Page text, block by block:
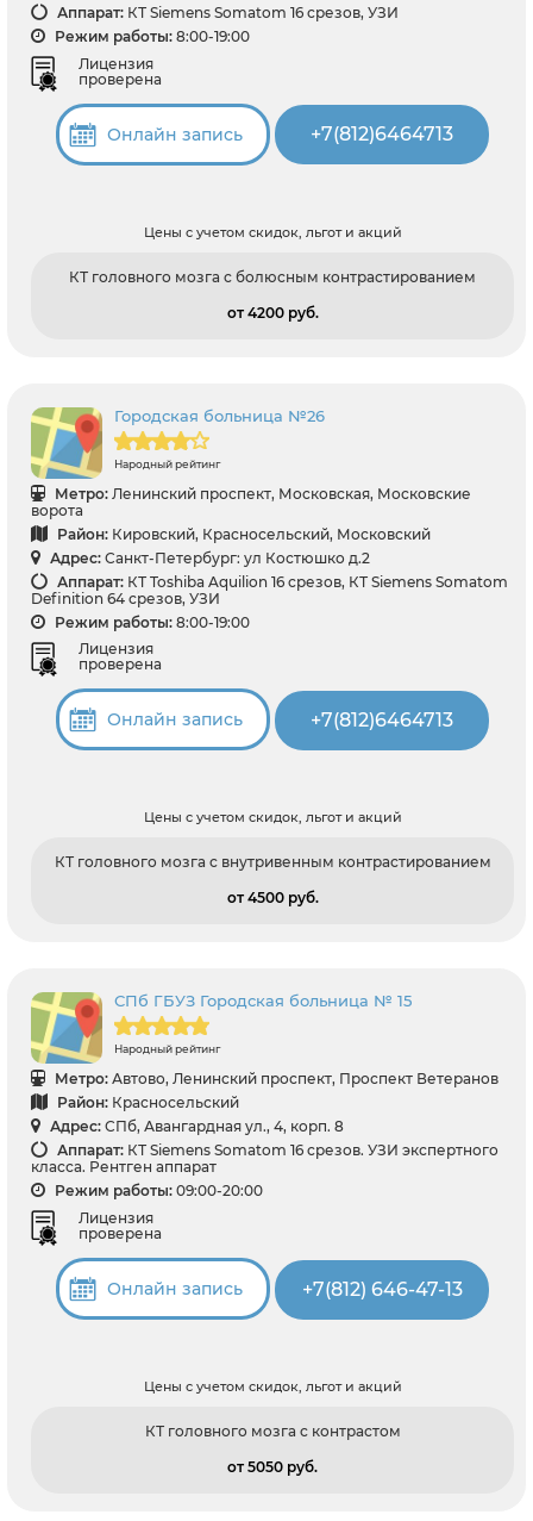
Аппарат: КТ Siemens Somatom 16 срезов, УЗИ
Режим работы: 8:00-19:00
Лицензия
проверена
Онлайн запись +7(812)6464713
Цены с учетом скидок, льгот и акций
КТ головного мозга с болюсным контрастированием
от 4200 pуб.
Городская больница №26
Народный рейтинг
Метро: Ленинский проспект, Московская, Московские
ворота
Район: Кировский, Красносельский, Московский
Адрес: Санкт-Петербург: ул Костюшко д.2
Аппарат: КТ Toshiba Aquilion 16 срезов, КТ Siemens Somatom
Definition 64 срезов, УЗИ
Режим работы: 8:00-19:00
Лицензия
проверена
Онлайн запись +7(812)6464713
Цены с учетом скидок, льгот и акций
КТ головного мозга с внутривенным контрастированием
от 4500 pуб.
СПб ГБУЗ Городская больница № 15
Народный рейтинг
Метро: Автово, Ленинский проспект, Проспект Ветеранов
Район: Красносельский
Адрес: СПб, Авангардная ул., 4, корп. 8
Аппарат: КТ Siemens Somatom 16 срезов. УЗИ экспертного
класса. Рентген аппарат
Режим работы: 09:00-20:00
Лицензия
проверена
Онлайн запись +7(812) 646-47-13
Цены с учетом скидок, льгот и акций
КТ головного мозга с контрастом
от 5050 pуб.